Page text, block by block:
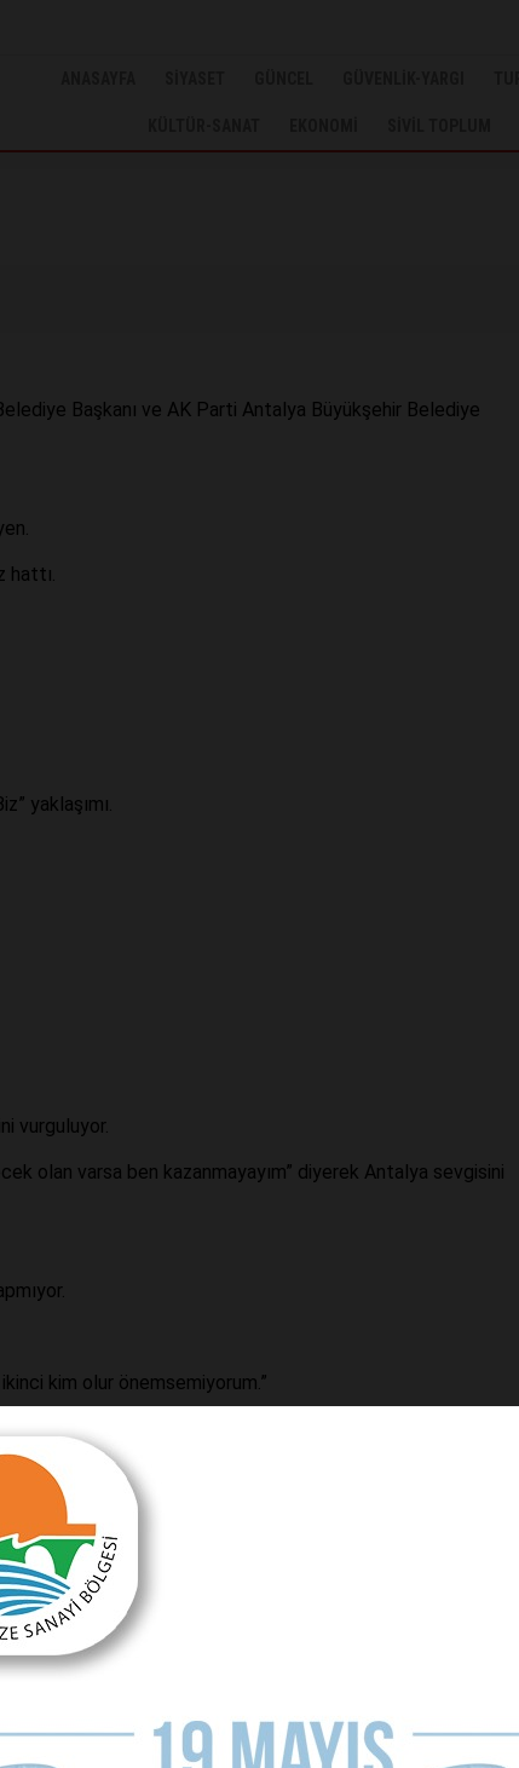
Başkanı ve AK Parti Antalya Büyükşehir Belediye
hattı.
yaklaşımı.
vurguluyor.
olan varsa ben kazanmayayım” diyerek Antalya sevgisini
kim olur önemsemiyorum.”
sokarcasına konuşmuyor.
yansıtır.
karşıya geçiriyor.
yitirenler görevlerinde başarılı olamazlar.
hizmet aşkını dinleyene aktarıyor ve herkesin